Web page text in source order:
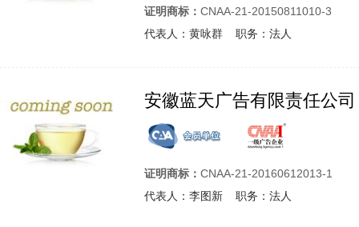
证明商标： CNAA-21-20150811010-3
代表人：黄咏群 职务：法人
安徽蓝天广告有限责任公司
证明商标： CNAA-21-20160612013-1
代表人：李图新 职务：法人